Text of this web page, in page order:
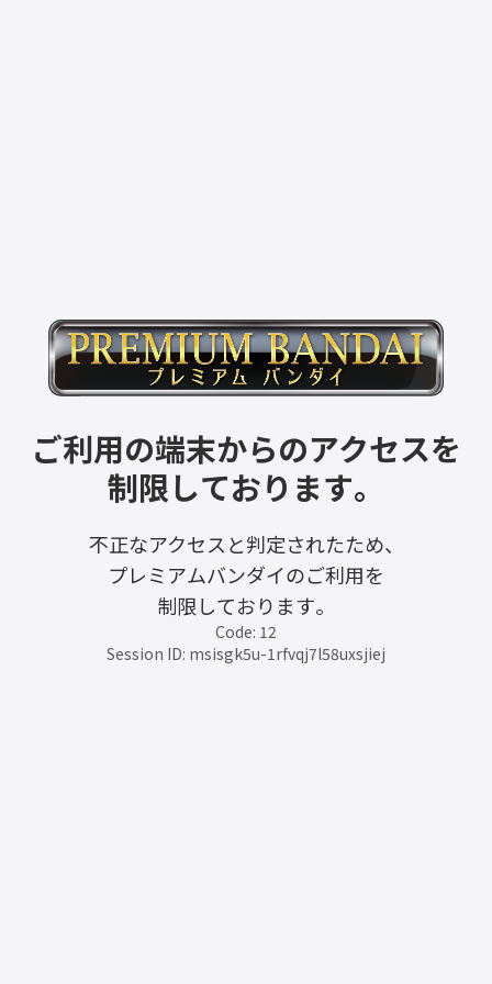
ご利用の端末からのアクセスを
制限しております。
不正なアクセスと判定されたため、
プレミアムバンダイのご利用を
制限しております。
Code: 12
Session ID: msisgk5u-1rfvqj7l58uxsjiej